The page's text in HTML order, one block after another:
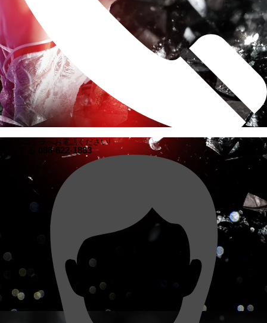
求人もコチラへお電話ください!
088-622-1883